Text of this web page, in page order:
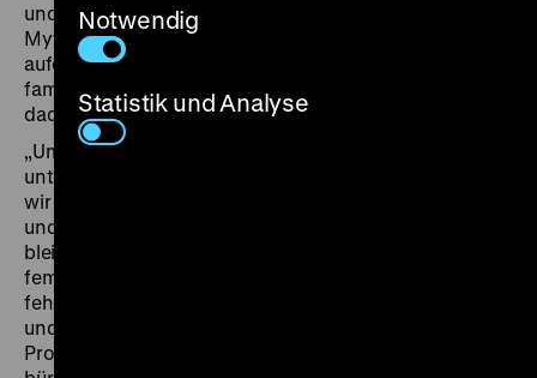
und Ausschnitten aus der Kunst- und Filmgeschichte.
Mythen, Märchen und verschiedene Realitäten treffen
aufeinander. Unterlegt mit popkultureller Musik werden
familiäre Szenen emblematisch abgebildet, die
dadurch wie im Zeitraffer verfliegen.
„Um sich selbst mehr Kinder leisten zu können,
unterhält Roswitha eine Abtreibungspraxis“, erfahren
wir vom Erzähler. Während Roswitha mit Verleumdung
und Anklage ihrer illegalisierten Arbeit zu kämpfen hat,
bleiben ihre Gedanken dazu unartikuliert. Von
feministischer Seite wurde diese Darstellung aufgrund
fehlender Herleitung des nachfolgenden Aktivismus
und des fehlenden Problembewusstseins seiner
Protagonistin stark kritisiert: „was bringt eine
Notwendig
Statistik und Analyse